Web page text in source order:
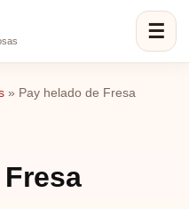
☰
» Pay helado de Fresa